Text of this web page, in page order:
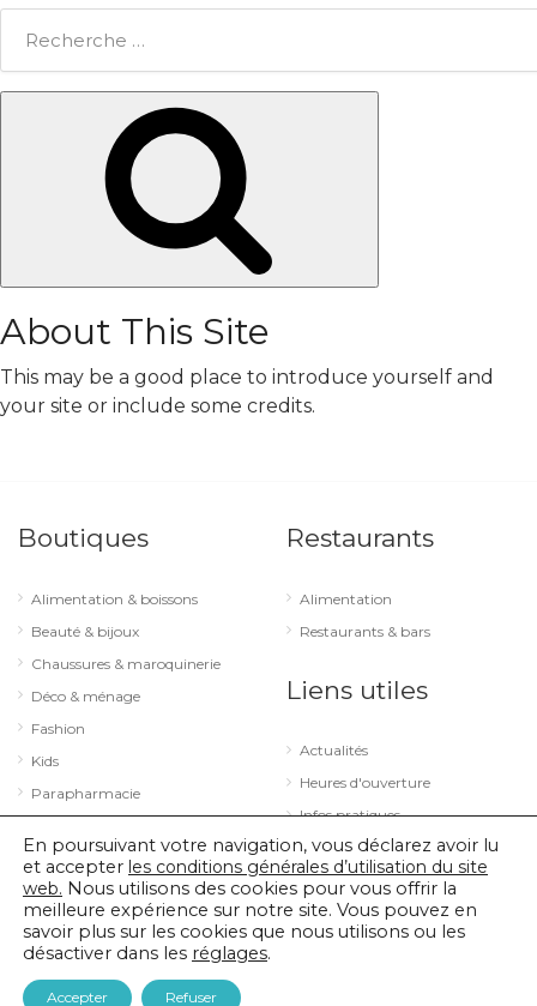
About This Site
This may be a good place to introduce yourself and
your site or include some credits.
Boutiques
Alimentation & boissons
Beauté & bijoux
Chaussures & maroquinerie
Déco & ménage
Fashion
Kids
Parapharmacie
Sport & loisirs
Technologie & optique
Restaurants
Alimentation
Restaurants & bars
Liens utiles
Actualités
Heures d'ouverture
Infos pratiques
© 2026 City Concorde |Mentions légales
En poursuivant votre navigation, vous déclarez avoir lu
et accepter les conditions générales d’utilisation du site
web. Nous utilisons des cookies pour vous offrir la
meilleure expérience sur notre site. Vous pouvez en
savoir plus sur les cookies que nous utilisons ou les
désactiver dans les réglages.
Accepter Refuser